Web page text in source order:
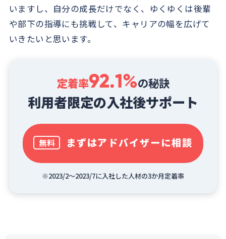
いますし、自分の成長だけでなく、ゆくゆくは後輩
や部下の指導にも挑戦して、キャリアの幅を広げて
いきたいと思います。
定着率92.1%の秘訣
利用者限定の入社後サポート
※2023/2～2023/7に入社した人材の3か月定着率
無料 まずはアドバイザーに相談